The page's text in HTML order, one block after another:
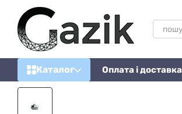
Перейти до основного контенту
Каталог Оплата і доставка